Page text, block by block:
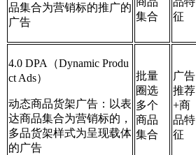
品集合为营销标的推广的
广告
集合
征
4.0 DPA（Dynamic Produ
ct Ads）
动态商品货架广告：以表
达商品集合为营销标的，
多品货架样式为呈现载体
的广告
批量
圈选
多个
商品
集合
广告
推荐
+商
品特
征